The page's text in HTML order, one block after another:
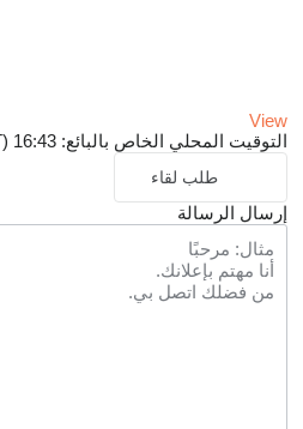
View
التوقيت المحلي الخاص بالبائع: 16:43 (CEST)
طلب لقاء
إرسال الرسالة